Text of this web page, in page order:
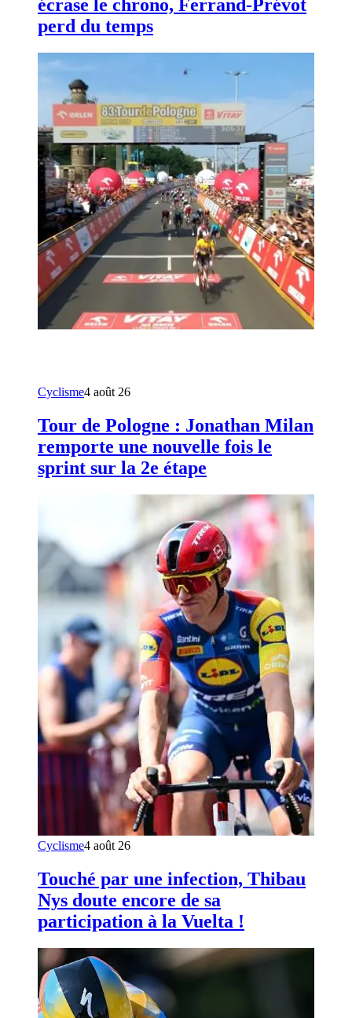
écrase le chrono, Ferrand-Prévot
perd du temps
Cyclisme4 août 26
Tour de Pologne : Jonathan Milan
remporte une nouvelle fois le
sprint sur la 2e étape
Cyclisme4 août 26
Touché par une infection, Thibau
Nys doute encore de sa
participation à la Vuelta !